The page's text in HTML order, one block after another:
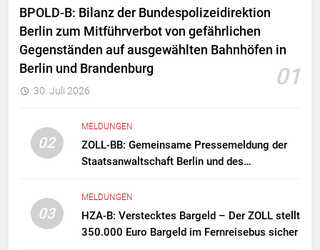
BPOLD-B: Bilanz der Bundespolizeidirektion
Berlin zum Mitführverbot von gefährlichen
Gegenständen auf ausgewählten Bahnhöfen in
Berlin und Brandenburg
01
30. Juli 2026
02
MELDUNGEN
ZOLL-BB: Gemeinsame Pressemeldung der
Staatsanwaltschaft Berlin und des
Zollfahndung hebt mutmaßliches
Drogenlabor aus
03
MELDUNGEN
HZA-B: Verstecktes Bargeld – Der ZOLL stellt
350.000 Euro Bargeld im Fernreisebus sicher